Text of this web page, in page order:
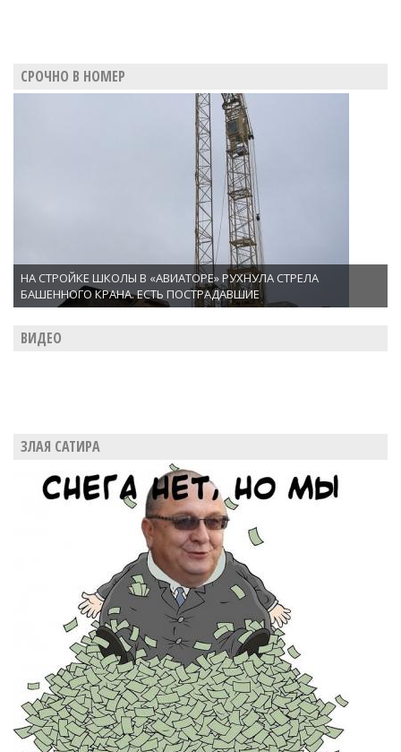
СРОЧНО В НОМЕР
НА СТРОЙКЕ ШКОЛЫ В «АВИАТОРЕ» РУХНУЛА СТРЕЛА
БАШЕННОГО КРАНА. ЕСТЬ ПОСТРАДАВШИЕ
ВИДЕО
ЗЛАЯ САТИРА